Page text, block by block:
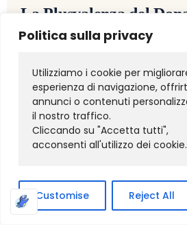
Politica sulla privacy
Utilizziamo i cookie per
esperienza di navigazione,
annunci o contenuti
il nostro traffico.
Cliccando su "Accetta tutti",
acconsenti all'utilizzo dei cookie.
Customise Reject All
La Plusvalenza del
di Rivendita Futura
📊
Cosa Succede se Mio
Quote che Gli Ho Donato
Quando il figlio riceve le quote
fiscali il suocosto di acquisto